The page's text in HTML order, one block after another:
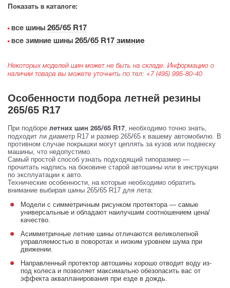
Показать в каталоге:
все шины 265/65 R17
все зимние шины 265/65 R17 зимние
Некоторых моделей шин может не быть на складе. Информацию о
наличии товара вы можете уточнить по тел: +7 (495) 995-80-40
Особенности подбора летней резины
265/65 R17
При подборе летних шин 265/65 R17, необходимо точно знать,
подходит ли диаметр R17 и размер 265/65 к вашему автомобилю. В
противном случае покрышки могут цеплять за кузов или подвеску
машины, что недопустимо.
Самый простой способ узнать подходящий типоразмер —
прочитать надпись на боковине старой автошины или в инструкции
по эксплуатации к авто.
Технические особенности, на которые необходимо обратить
внимание выбирая шины 265/65 R17 для лета:
Модели с симметричным рисунком протектора — самые
универсальные и обладают наилучшим соотношением цена/
качество.
Асимметричные летние шины отличаются великолепной
управляемостью в поворотах и низким уровнем шума при
движении.
Направленный протектор автошины хорошо отводит воду из-
под колеса и позволяет максимально обезопасить вас от
эффекта аквапланирования при езде в дождь.